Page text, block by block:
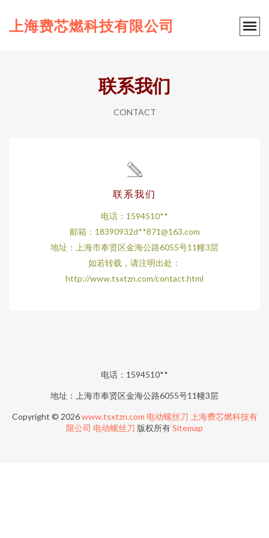
上海费芯燃科技有限公司
联系我们
CONTACT
联系我们
电话：1594510**
邮箱：18390932d**871@163.com
地址：上海市奉贤区金海公路6055号11幢3层
如若转载，请注明出处：
http://www.tsxtzn.com/contact.html
电话：1594510**
地址：上海市奉贤区金海公路6055号11幢3层
Copyright © 2026www.tsxtzn.com 电动螺丝刀 上海费芯燃科技有
限公司 电动螺丝刀 版权所有Sitemap